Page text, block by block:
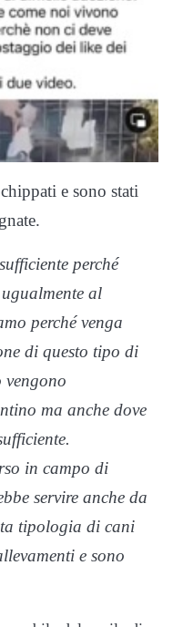
e sono stati
perché
al
perché venga
di questo tipo di
vengono
ma anche dove
in campo di
servire anche da
tipologia di cani
e sono